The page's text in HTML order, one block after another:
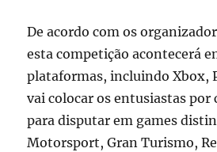
De acordo com os
esta competição acontecerá
plataformas, incluindo Xbox,
vai colocar os entusiastas
para disputar em games
Motorsport, Gran Turismo,